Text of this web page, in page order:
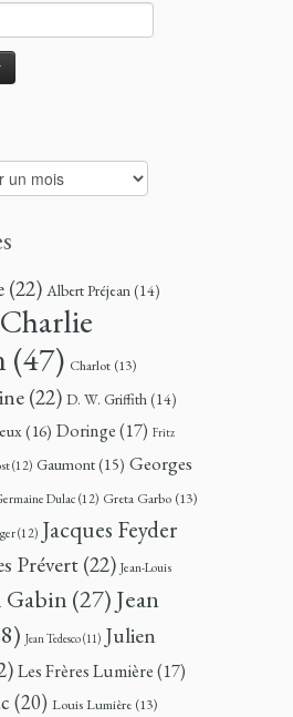
(22) Albert Préjean(14)
Charlie
(47) Charlot (13)
(22) D. W. Griffith(14)
(16) Doringe(17) Fritz
(12) Gaumont(15) Georges
Dulac(12) Greta Garbo (13)
(12) Jacques Feyder
Prévert(22) Jean-Louis
Gabin (27) Jean
Jean Tedesco(11) Julien
Les Frères Lumière(17)
(20) Louis Lumière (13)